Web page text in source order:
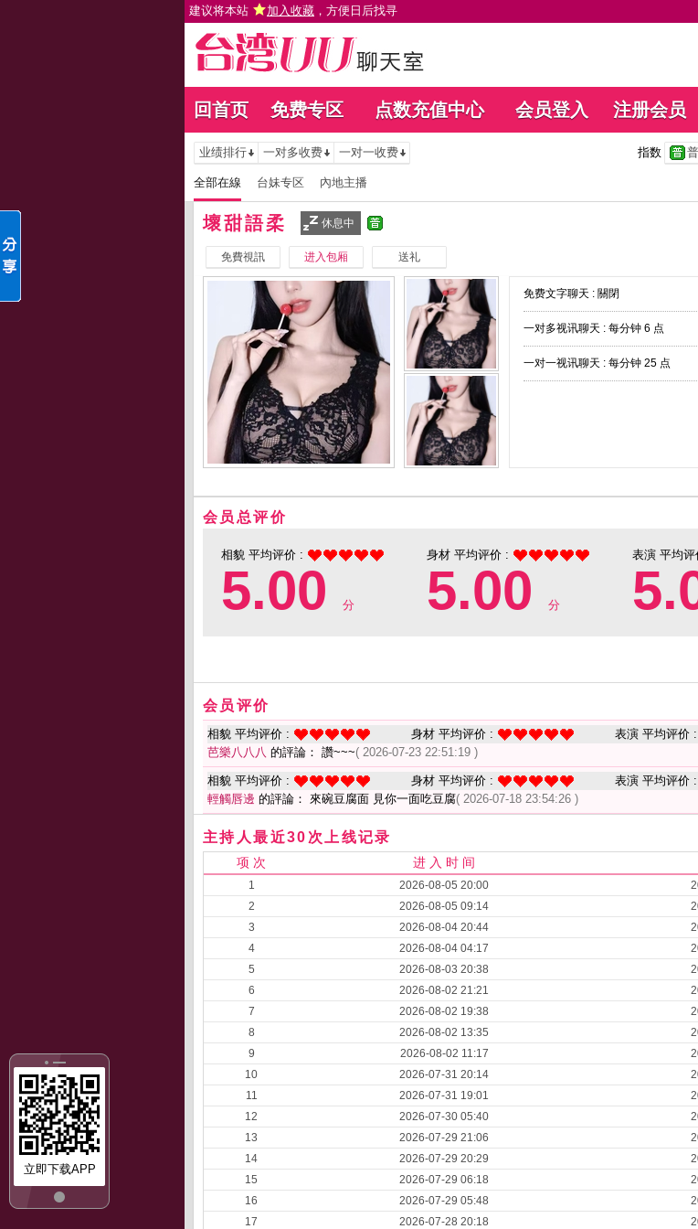
建议将本站 加入收藏 ，方便日后找寻
回首页 免费专区 点数充值中心 会员登入 注册会员
立即下载APP
业绩排行 一对多收费 一对一收费 指数
全部在線 台妹专区 內地主播
壞甜語柔 休息中
免費視訊 进入包厢 送礼
免费文字聊天 : 關閉
一对多视讯聊天 : 每分钟 6 点
一对一视讯聊天 : 每分钟 25 点
会员总评价
相貌 平均评价 :
5.00 分
身材 平均评价 :
5.00 分
表演 平均评
会员评价
相貌 平均评价 : 身材 平均评价 : 表演 平均评价 :
芭樂八八八 的評論： 讚~~~( 2026-07-23 22:51:19 )
相貌 平均评价 : 身材 平均评价 : 表演 平均评价 :
輕觸唇邊 的評論： 來碗豆腐面 見你一面吃豆腐( 2026-07-18 23:54:26 )
主持人最近30次上线记录
项 次 进 入 时 间
1 2026-08-05 20:00
2
2026-08-05 09:14
3
2026-08-04 20:44
4
2026-08-04 04:17
5
2026-08-03 20:38
6
2026-08-02 21:21
7
2026-08-02 19:38
8
2026-08-02 13:35
9
2026-08-02 11:17
10
2026-07-31 20:14
11
2026-07-31 19:01
12
2026-07-30 05:40
13
2026-07-29 21:06
14
2026-07-29 20:29
15
2026-07-29 06:18
16
2026-07-29 05:48
17
2026-07-28 20:18